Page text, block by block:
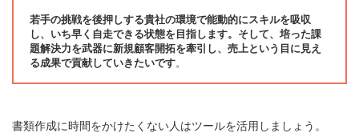
若手の挑戦を後押しする貴社の環境で能動的にスキルを吸収
し、いち早く自走できる状態を目指します。そして、培った課
題解決力を武器に新規顧客開拓を牽引し、売上という目に見え
る成果で貢献していきたいです。
書類作成に時間をかけたくない人はツールを活用しましょう。